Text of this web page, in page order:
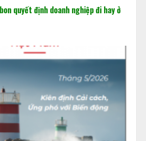
quyết định doanh nghiệp đi hay ở